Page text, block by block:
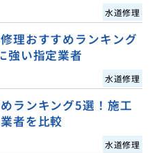
水道修理
理おすすめランキング
強い指定業者
水道修理
ランキング5選！施工
者を比較
水道修理